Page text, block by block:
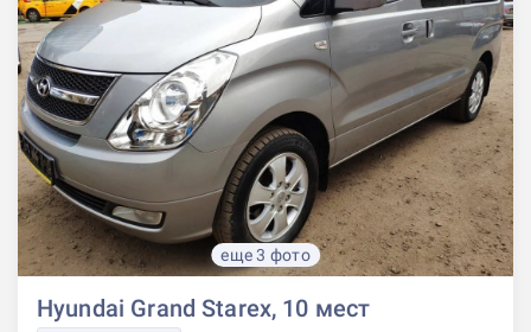
еще 3 фото
Hyundai Grand Starex, 10 мест